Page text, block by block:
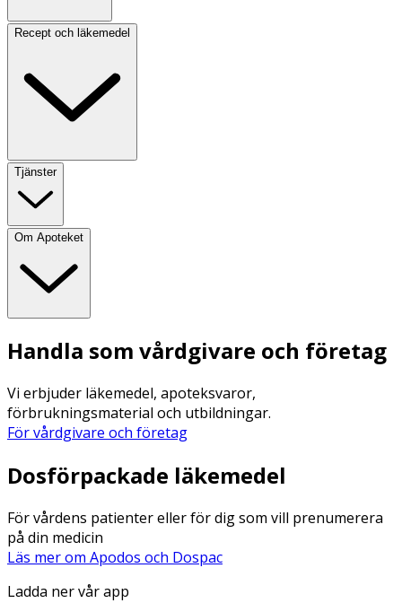
Recept och läkemedel
Tjänster
Om Apoteket
Handla som vårdgivare och företag
Vi erbjuder läkemedel, apoteksvaror,
förbrukningsmaterial och utbildningar.
För vårdgivare och företag
Dosförpackade läkemedel
För vårdens patienter eller för dig som vill prenumerera
på din medicin
Läs mer om Apodos och Dospac
Ladda ner vår app